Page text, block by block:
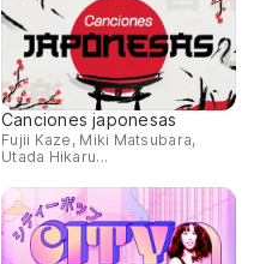
Canciones japonesas
Fujii Kaze, Miki Matsubara,
Utada Hikaru...